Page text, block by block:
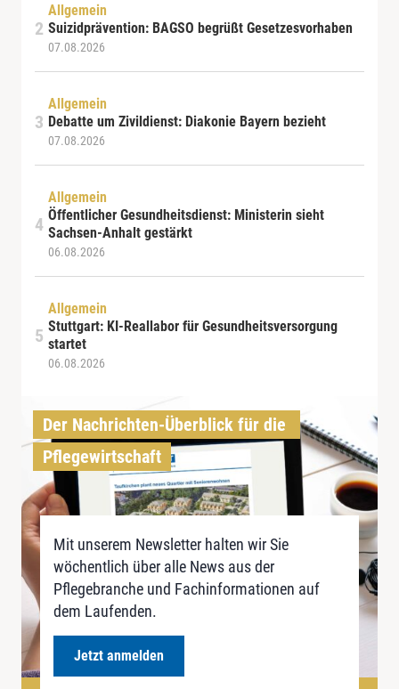
Allgemein
Suizidprävention: BAGSO begrüßt Gesetzesvorhaben
07.08.2026
Allgemein
Debatte um Zivildienst: Diakonie Bayern bezieht
07.08.2026
Allgemein
Öffentlicher Gesundheitsdienst: Ministerin sieht
Sachsen-Anhalt gestärkt
06.08.2026
Allgemein
Stuttgart: KI-Reallabor für Gesundheitsversorgung
startet
06.08.2026
Der Nachrichten-Überblick für die
Pflegewirtschaft
Mit unserem Newsletter halten wir Sie
wöchentlich über alle News aus der
Pflegebranche und Fachinformationen auf
dem Laufenden.
Jetzt anmelden